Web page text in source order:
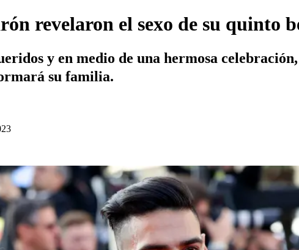
revelaron el sexo de su quinto
y en medio de una hermosa
su familia.